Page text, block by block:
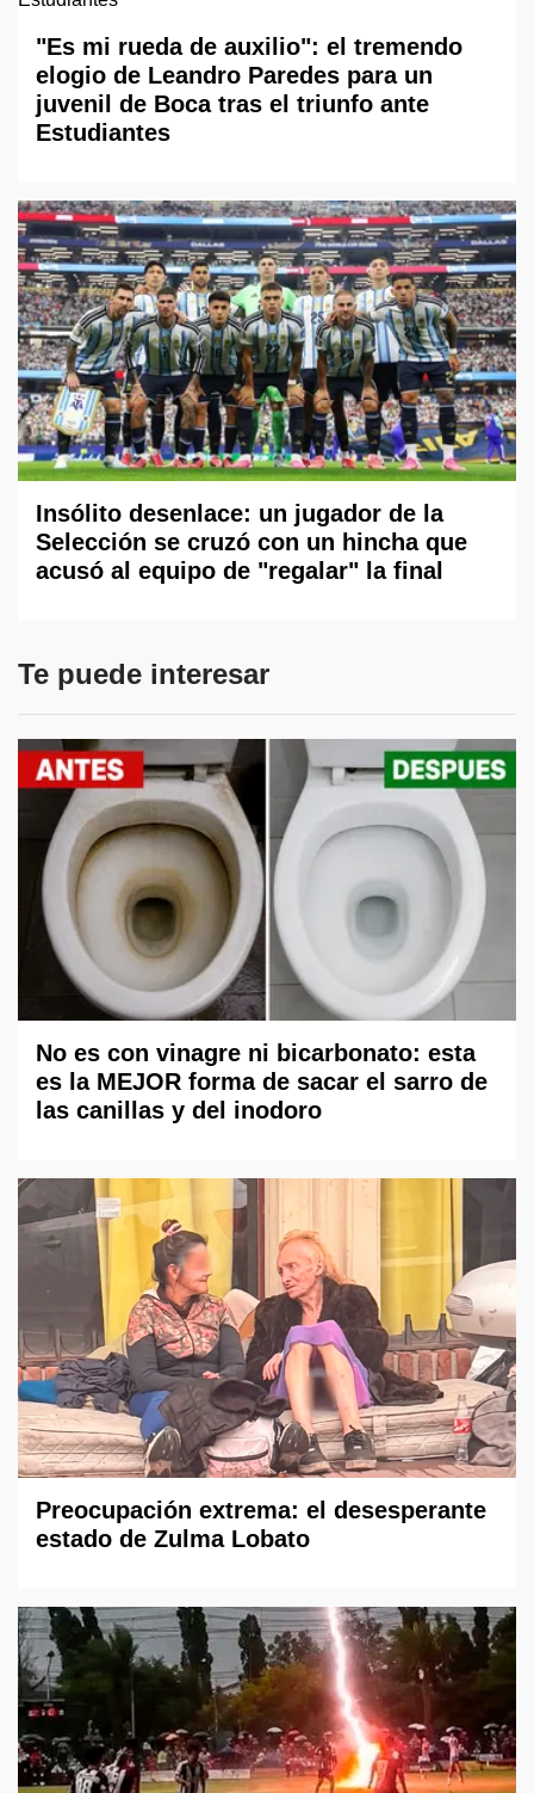
"Es mi rueda de auxilio": el tremendo
elogio de Leandro Paredes para un
juvenil de Boca tras el triunfo ante
Estudiantes
Insólito desenlace: un jugador de la
Selección se cruzó con un hincha que
acusó al equipo de "regalar" la final
Te puede interesar
No es con vinagre ni bicarbonato: esta
es la MEJOR forma de sacar el sarro de
las canillas y del inodoro
Preocupación extrema: el desesperante
estado de Zulma Lobato